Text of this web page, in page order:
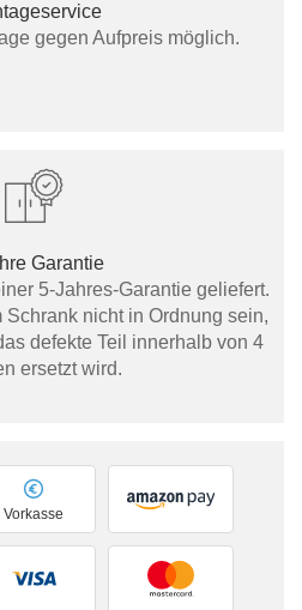
gegen Aufpreis möglich.
Garantie
5-Jahres-Garantie geliefert.
nicht in Ordnung sein,
defekte Teil innerhalb von 4
ersetzt wird.
Vorkasse